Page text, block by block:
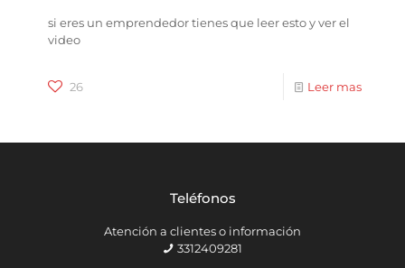
si eres un emprendedor tienes que leer esto y ver el
video
26 Leer mas
Teléfonos
Atención a clientes o información
3312409281